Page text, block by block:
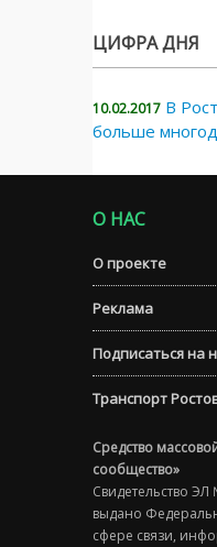
ЦИФРА ДНЯ
10.02.2017 В
больше
О НАС
О проекте
Реклама
Подписаться на
Транспорт
Средство
сообщество»
Свидетельство
выдано
сфере связи,